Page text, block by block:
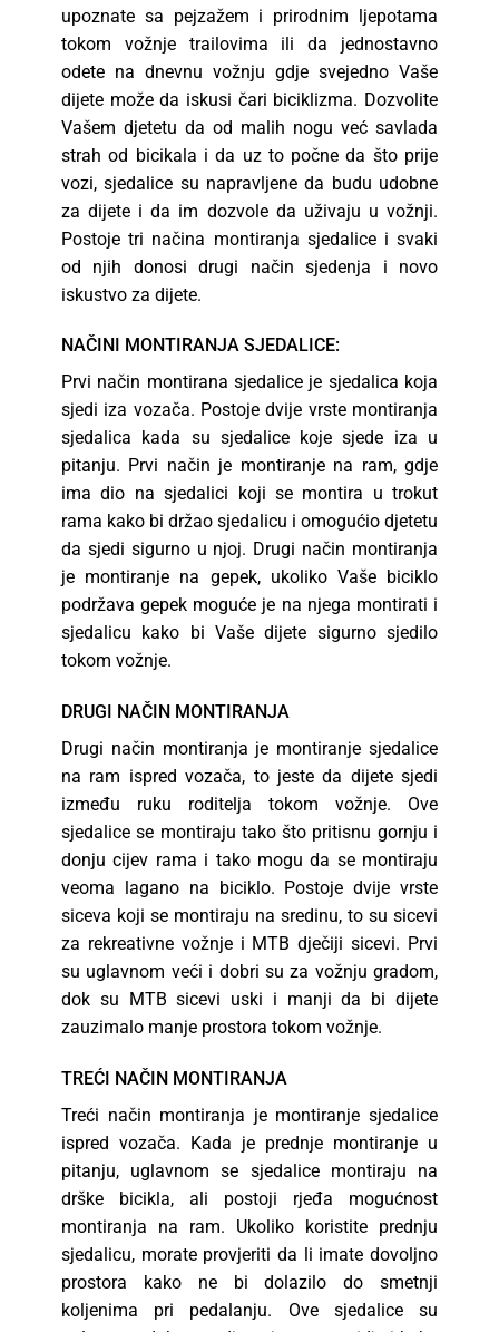
upoznate sa pejzažem i prirodnim ljepotama
tokom vožnje trailovima ili da jednostavno
odete na dnevnu vožnju gdje svejedno Vaše
dijete može da iskusi čari biciklizma. Dozvolite
Vašem djetetu da od malih nogu već savlada
strah od bicikala i da uz to počne da što prije
vozi, sjedalice su napravljene da budu udobne
za dijete i da im dozvole da uživaju u vožnji.
Postoje tri načina montiranja sjedalice i svaki
od njih donosi drugi način sjedenja i novo
iskustvo za dijete.
NAČINI MONTIRANJA SJEDALICE:
Prvi način montirana sjedalice je sjedalica koja
sjedi iza vozača. Postoje dvije vrste montiranja
sjedalica kada su sjedalice koje sjede iza u
pitanju. Prvi način je montiranje na ram, gdje
ima dio na sjedalici koji se montira u trokut
rama kako bi držao sjedalicu i omogućio djetetu
da sjedi sigurno u njoj. Drugi način montiranja
je montiranje na gepek, ukoliko Vaše biciklo
podržava gepek moguće je na njega montirati i
sjedalicu kako bi Vaše dijete sigurno sjedilo
tokom vožnje.
DRUGI NAČIN MONTIRANJA
Drugi način montiranja je montiranje sjedalice
na ram ispred vozača, to jeste da dijete sjedi
između ruku roditelja tokom vožnje. Ove
sjedalice se montiraju tako što pritisnu gornju i
donju cijev rama i tako mogu da se montiraju
veoma lagano na biciklo. Postoje dvije vrste
siceva koji se montiraju na sredinu, to su sicevi
za rekreativne vožnje i MTB dječiji sicevi. Prvi
su uglavnom veći i dobri su za vožnju gradom,
dok su MTB sicevi uski i manji da bi dijete
zauzimalo manje prostora tokom vožnje.
TREĆI NAČIN MONTIRANJA
Treći način montiranja je montiranje sjedalice
ispred vozača. Kada je prednje montiranje u
pitanju, uglavnom se sjedalice montiraju na
drške bicikla, ali postoji rjeđa mogućnost
montiranja na ram. Ukoliko koristite prednju
sjedalicu, morate provjeriti da li imate dovoljno
prostora kako ne bi dolazilo do smetnji
koljenima pri pedalanju. Ove sjedalice su